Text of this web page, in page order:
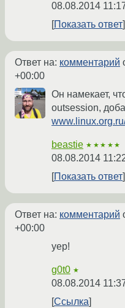
08.08.2014
Показать ответ
Ответ на: комментарий
+00:00
Он намекает,
outsession,
beastie ★★★★★
08.08.2014
Показать ответ
Ответ на: комментарий
+00:00
yep!
g0t0 ★
08.08.2014
Ссылка